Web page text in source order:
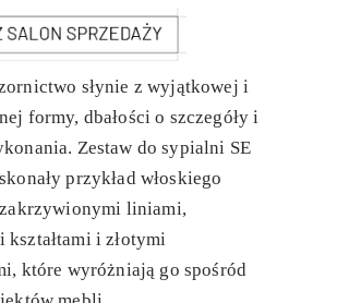
słynie z wyjątkowej i
formy, dbałości o szczegóły i
Zestaw do sypialni SE
przykład włoskiego
liniami,
kształtami i złotymi
które wyróżniają go spośród